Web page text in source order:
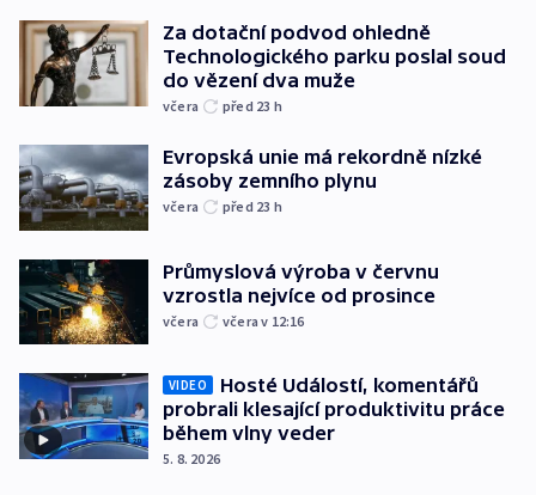
Za dotační podvod ohledně
Technologického parku poslal soud
do vězení dva muže
včera před 23 h
Evropská unie má rekordně nízké
zásoby zemního plynu
včera před 23 h
Průmyslová výroba v červnu
vzrostla nejvíce od prosince
včera včera v 12:16
VIDEO
Hosté Událostí, komentářů
probrali klesající produktivitu práce
během vlny veder
5. 8. 2026